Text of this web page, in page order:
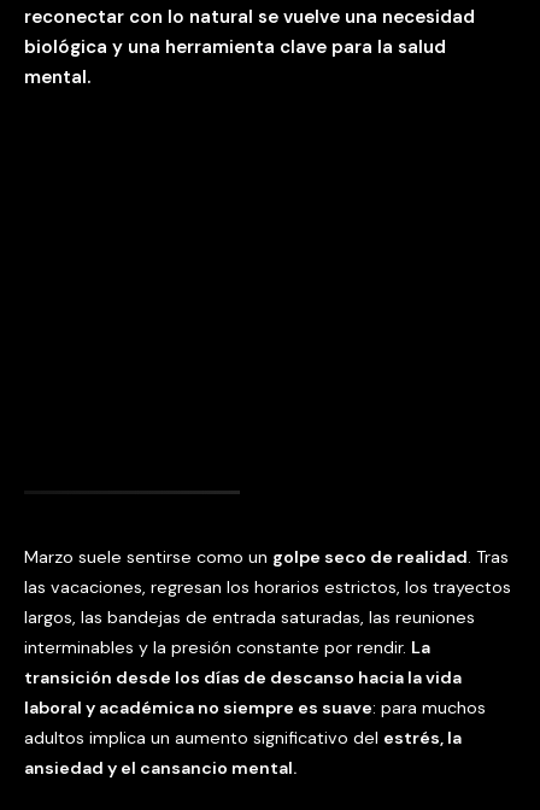
reconectar con lo natural se vuelve una necesidad
biológica y una herramienta clave para la salud
mental.
Marzo suele sentirse como un golpe seco de realidad. Tras
las vacaciones, regresan los horarios estrictos, los trayectos
largos, las bandejas de entrada saturadas, las reuniones
interminables y la presión constante por rendir. La
transición desde los días de descanso hacia la vida
laboral y académica no siempre es suave: para muchos
adultos implica un aumento significativo del estrés, la
ansiedad y el cansancio mental.